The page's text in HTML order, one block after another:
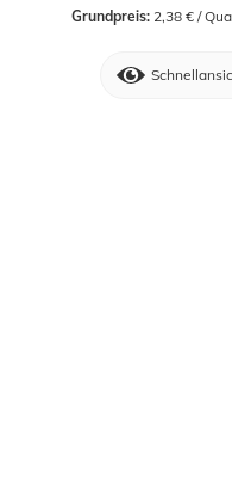
Grundpreis: 2,38 € /